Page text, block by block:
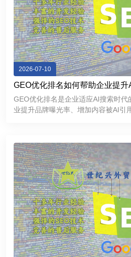
2026-07-10
GEO优化排名如何帮助企业提升
GEO优化排名是企业适应AI搜索时代
业提升品牌曝光率、增加内容被AI引